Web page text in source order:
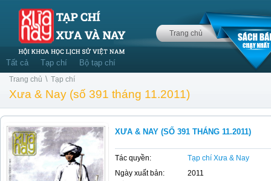
Trang chủ
Tất cả Tạp chí Bộ tạp chí
Trang chủ \ Tạp chí
Xưa & Nay (số 391 tháng 11.2011)
XƯA & NAY (SỐ 391 THÁNG 11.2011)
Tác quyền:
Tạp chí Xưa & Nay
Ngày xuất bản:
2011